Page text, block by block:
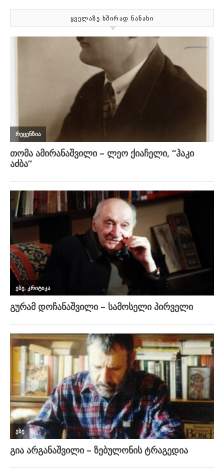
ᲧᲕᲔᲚᲐᲖᲔ ᲮᲨᲘᲠᲐᲓ ᲜᲐᲜᲐᲮᲘ